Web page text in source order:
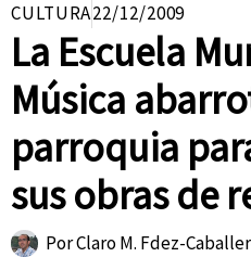
CULTURA22/12/2009
La Escuela
Música
parroquia
sus obras de
PorClaro M. Fdez-